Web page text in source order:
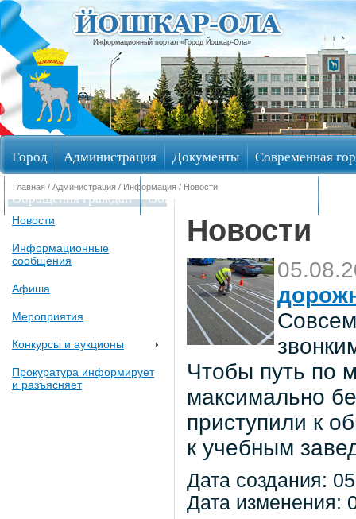
Информационный портал «Город Йошкар-Ола»
Город Администрация Документы Современная
Обращения граждан Общественные обсуждения
Главная / Администрация / Информация / Новости
Новости
Информационные
сообщения
Афиша
Мероприятия
Конкурсы и аукционы
Прокуратура информирует
и разъясняет
Новости
Чтобы путь по
максимально
приступили к
к учебным
Дата создания:
Дата изменения: